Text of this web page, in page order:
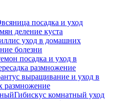
посадка и уход
деление куста
уход в домашних
болезни
посадка и уход в
размножение
выращивание и уход в
размножение
Гибискус комнатный уход